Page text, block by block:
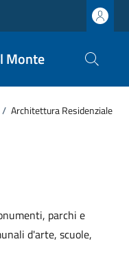
Monte
/ Architettura Residenziale
parchi e
d'arte, scuole,